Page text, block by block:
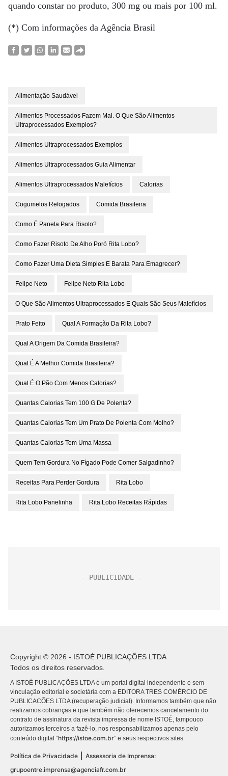
quando constar no produto, 300 mg ou mais por 100 ml.
(*) Com informações da Agência Brasil
Alimentação Saudável
Alimentos Processados Fazem Mal. O Que São Alimentos
Ultraprocessados Exemplos?
Alimentos Ultraprocessados Exemplos
Alimentos Ultraprocessados Guia Alimentar
Alimentos Ultraprocessados Malefícios Calorias
Cogumelos Refogados Comida Brasileira
Como É Panela Para Risoto?
Como Fazer Risoto De Alho Poró Rita Lobo?
Como Fazer Uma Dieta Simples E Barata Para Emagrecer?
Felipe Neto Felipe Neto Rita Lobo
O Que São Alimentos Ultraprocessados E Quais São Seus Malefícios
Prato Feito Qual A Formação Da Rita Lobo?
Qual A Origem Da Comida Brasileira?
Qual É A Melhor Comida Brasileira?
Qual É O Pão Com Menos Calorias?
Quantas Calorias Tem 100 G De Polenta?
Quantas Calorias Tem Um Prato De Polenta Com Molho?
Quantas Calorias Tem Uma Massa
Quem Tem Gordura No Fígado Pode Comer Salgadinho?
Receitas Para Perder Gordura Rita Lobo
Rita Lobo Panelinha Rita Lobo Receitas Rápidas
Copyright © 2026 - ISTOÉ PUBLICAÇÕES LTDA
Todos os direitos reservados.
A ISTOÉ PUBLICAÇÕES LTDA é um portal digital independente e sem
vinculação editorial e societária com a EDITORA TRES COMÉRCIO DE
PUBLICACÕES LTDA (recuperação judicial). Informamos também que não
realizamos cobranças e que também não oferecemos cancelamento do
contrato de assinatura da revista impressa de nome ISTOÉ, tampouco
autorizamos terceiros a fazê-lo, nos responsabilizamos apenas pelo
conteúdo digital “https://istoe.com.br” e seus respectivos sites.
Política de Privacidade
Assessoria de Imprensa:
grupoentre.imprensa@agenciafr.com.br